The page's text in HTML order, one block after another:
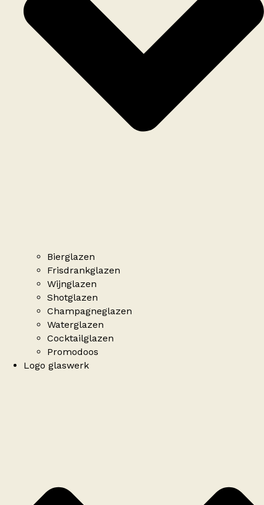
Bierglazen
Frisdrankglazen
Wijnglazen
Shotglazen
Champagneglazen
Waterglazen
Cocktailglazen
Promodoos
Logo glaswerk